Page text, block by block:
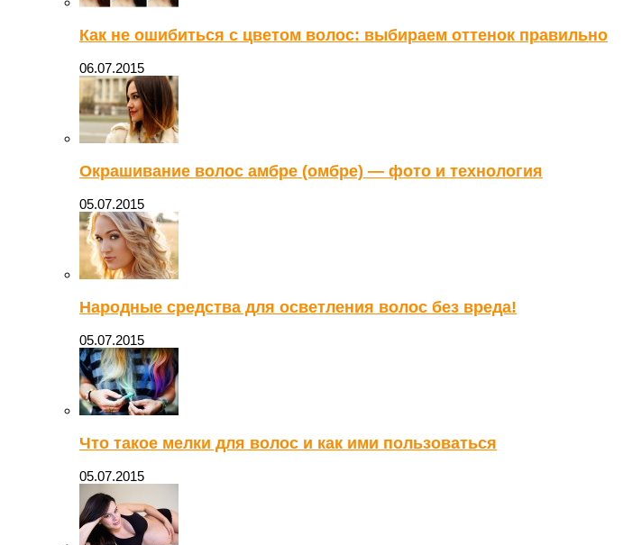
Как не ошибиться с цветом волос: выбираем оттенок правильно
06.07.2015
Окрашивание волос амбре (омбре) — фото и технология
05.07.2015
Народные средства для осветления волос без вреда!
05.07.2015
Что такое мелки для волос и как ими пользоваться
05.07.2015